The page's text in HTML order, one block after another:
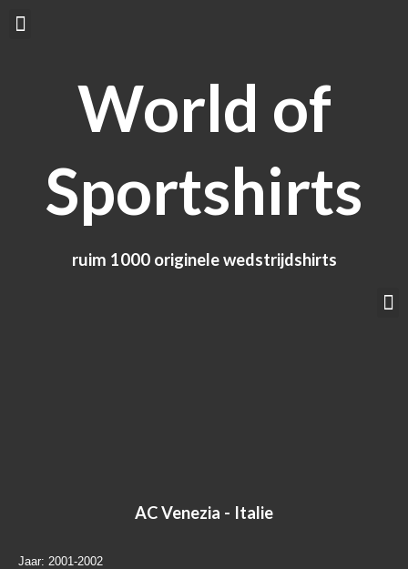
naarMenu
World of
Sportshirts
ruim 1000 originele wedstrijdshirts
AC Venezia - Italie
Jaar: 2001-2002